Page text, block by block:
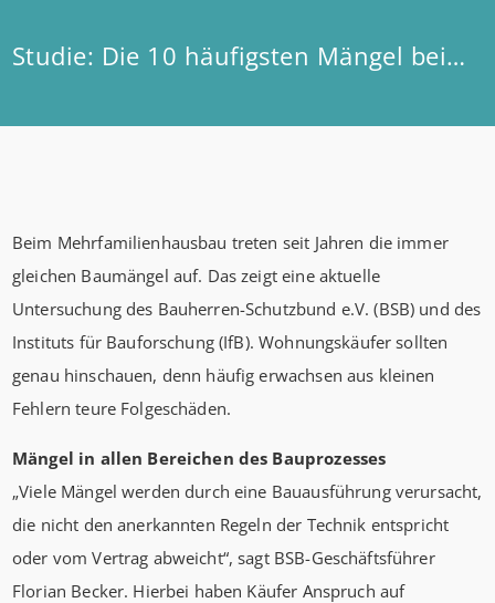
Studie: Die 10 häufigsten Mängel beim Mehrfamilienhausbau
Beim Mehrfamilienhausbau treten seit Jahren die immer
gleichen Baumängel auf. Das zeigt eine aktuelle
Untersuchung des Bauherren-Schutzbund e.V. (BSB) und des
Instituts für Bauforschung (IfB). Wohnungskäufer sollten
genau hinschauen, denn häufig erwachsen aus kleinen
Fehlern teure Folgeschäden.
Mängel in allen Bereichen des Bauprozesses
„Viele Mängel werden durch eine Bauausführung verursacht,
die nicht den anerkannten Regeln der Technik entspricht
oder vom Vertrag abweicht“, sagt BSB-Geschäftsführer
Florian Becker. Hierbei haben Käufer Anspruch auf